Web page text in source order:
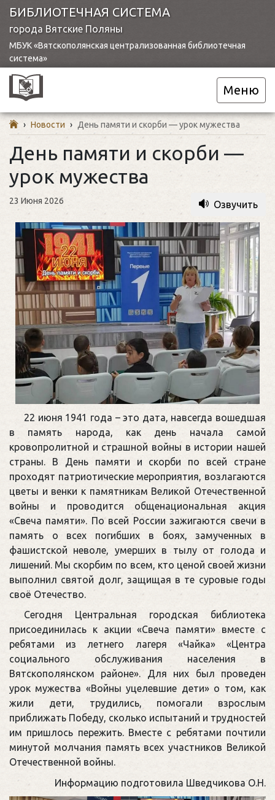
БИБЛИОТЕЧНАЯ СИСТЕМА
города Вятские Поляны
МБУК «Вятскополянская централизованная библиотечная
система»
Меню
› Новости › День памяти и скорби — урок мужества
День памяти и скорби —
урок мужества
23 Июня 2026 Озвучить
22 июня 1941 года – это дата, навсегда вошедшая
в память народа, как день начала самой
кровопролитной и страшной войны в истории нашей
страны. В День памяти и скорби по всей стране
проходят патриотические мероприятия, возлагаются
цветы и венки к памятникам Великой Отечественной
войны и проводится общенациональная акция
«Свеча памяти». По всей России зажигаются свечи в
память о всех погибших в боях, замученных в
фашистской неволе, умерших в тылу от голода и
лишений. Мы скорбим по всем, кто ценой своей жизни
выполнил святой долг, защищая в те суровые годы
своё Отечество.
Сегодня Центральная городская библиотека
присоединилась к акции «Свеча памяти» вместе с
ребятами из летнего лагеря «Чайка» «Центра
социального обслуживания населения в
Вятскополянском районе». Для них был проведен
урок мужества «Войны уцелевшие дети» о том, как
жили дети, трудились, помогали взрослым
приближать Победу, сколько испытаний и трудностей
им пришлось пережить. Вместе с ребятами почтили
минутой молчания память всех участников Великой
Отечественной войны.
Информацию подготовила Шведчикова О.Н.